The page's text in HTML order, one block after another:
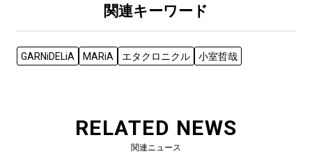
関連キーワード
GARNiDELiA MARiA エタクロニクル 小室哲哉
RELATED NEWS
関連ニュース